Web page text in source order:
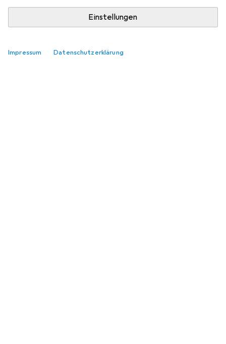
Einstellungen
Impressum Datenschutzerklärung